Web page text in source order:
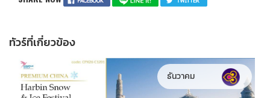
ทัวร์ที่เกี่ยวข้อง
ธันวาคม